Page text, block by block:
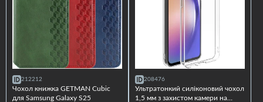
212212
Чохол книжка GETMAN Cubic
для Samsung Galaxy S25
208476
Ультратонкий силіконовий чохол
1,5 мм з захистом камери на